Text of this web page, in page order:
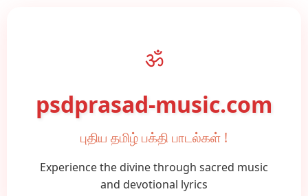
ॐ
psdprasad-music.com
புதிய தமிழ் பக்தி பாடல்கள் !
Experience the divine through sacred music
and devotional lyrics